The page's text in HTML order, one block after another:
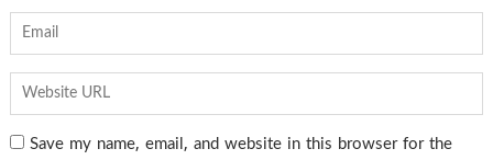
Save my name, email, and website in this browser for the